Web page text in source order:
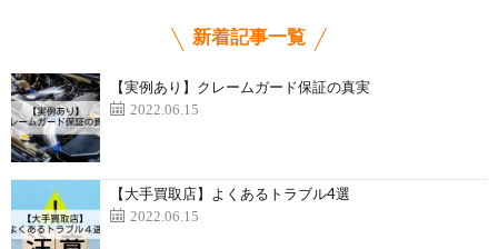
新着記事一覧
【実例あり】クレームガード保証の真実
2022.06.15
【大手買取店】よくあるトラブル4選
2022.06.15